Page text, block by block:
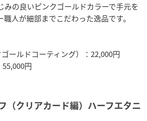
みの良いピンクゴールドカラーで手元を
人が細部までこだわった逸品です。
ールドコーティング）：22,000円
円
（クリアカード編）ハーフエタニ